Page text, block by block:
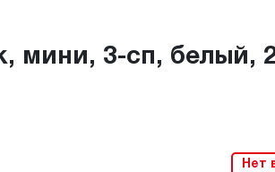
мини, 3-сп, белый,
Нет